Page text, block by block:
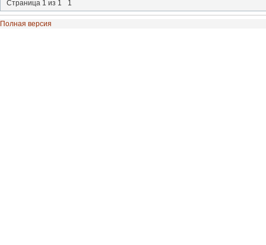
Страница 1 из 1 1
Полная версия